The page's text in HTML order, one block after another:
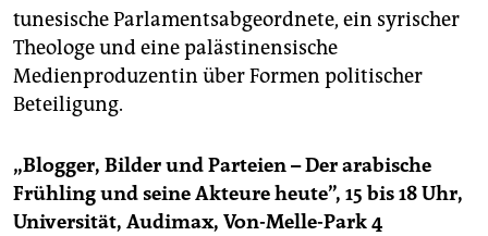
epaper login
tunesische Parlamentsabgeordnete, ein syrischer
Theologe und eine palästinensische
Medienproduzentin über Formen politischer
Beteiligung.
„Blogger, Bilder und Parteien – Der arabische
Frühling und seine Akteure heute”, 15 bis 18 Uhr,
Universität, Audimax, Von-Melle-Park 4